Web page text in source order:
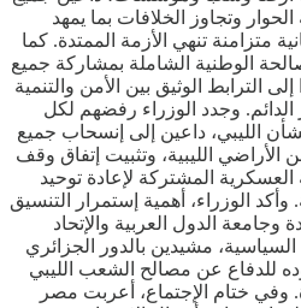
وتجاوز الخلافات بما يمهد
متزامنة تنهي الأزمة الممتدة. كما
الوطنية الشاملة بمشاركة جميع
الترابط الوثيق بين الأمن والتنمية
الدائم. وجدد الوزراء رفضهم لكل
الليبي، داعين إلى إنسحاب جميع
الأراضي الليبية، وتثبيت إتفاق وقف
العسكرية المشتركة لإعادة توحيد
الوزراء، أهمية إستمرار التنسيق
وجامعة الدول العربية والإتحاد
مشيدين بالدور الجزائري
للدفاع عن مصالح الشعب الليبي
وفي ختام الإجتماع، أعربت مصر